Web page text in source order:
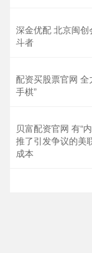
深金优配 北京闽
斗者
配资买股票官网
手棋”
贝富配资官网 有“
推了引发争议的美
成本